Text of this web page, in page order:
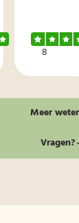
8
Meer
Vragen?